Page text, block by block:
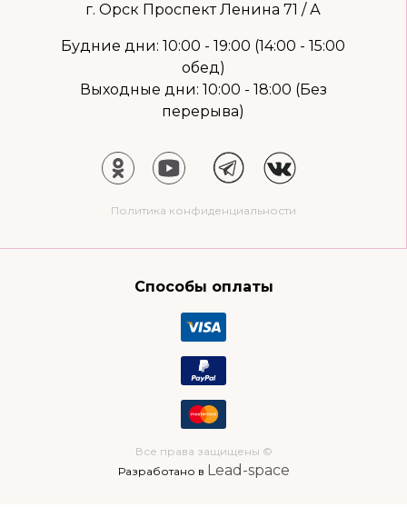
г. Орск Проспект Ленина 71 / А
Будние дни: 10:00 - 19:00 (14:00 - 15:00
обед)
Выходные дни: 10:00 - 18:00 (Без
перерыва)
Политика конфиденциальности
Способы оплаты
Все права защищены ©
Разработано в Lead-space